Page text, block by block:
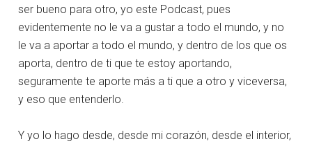
ser bueno para otro, yo este Podcast, pues
evidentemente no le va a gustar a todo el mundo, y no
le va a aportar a todo el mundo, y dentro de los que os
aporta, dentro de ti que te estoy aportando,
seguramente te aporte más a ti que a otro y viceversa,
y eso que entenderlo.
Y yo lo hago desde, desde mi corazón, desde el interior,